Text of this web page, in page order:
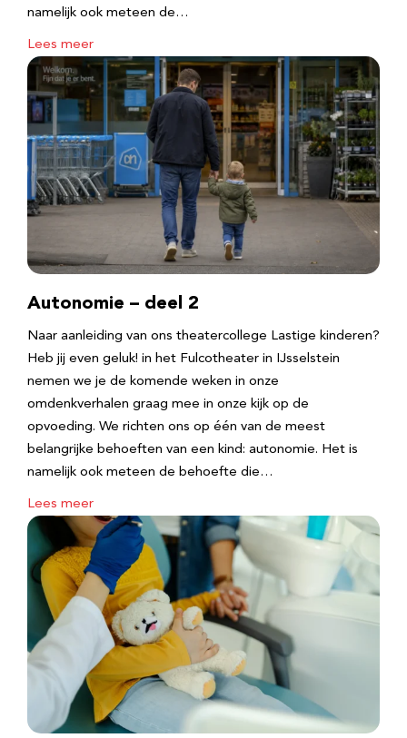
namelijk ook meteen de…
Lees meer
Autonomie – deel 2
Naar aanleiding van ons theatercollege Lastige kinderen?
Heb jij even geluk! in het Fulcotheater in IJsselstein
nemen we je de komende weken in onze
omdenkverhalen graag mee in onze kijk op de
opvoeding. We richten ons op één van de meest
belangrijke behoeften van een kind: autonomie. Het is
namelijk ook meteen de behoefte die…
Lees meer